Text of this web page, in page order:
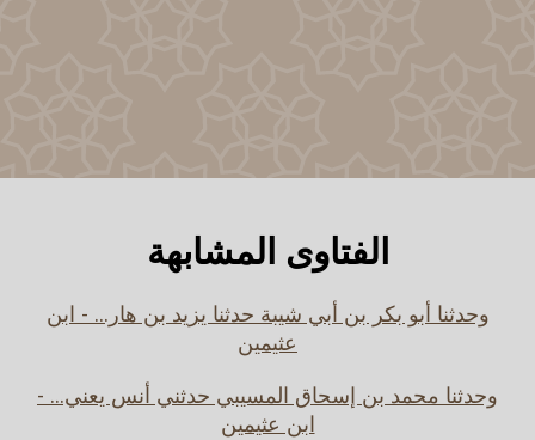
الفتاوى المشابهة
وحدثنا أبو بكر بن أبي شيبة حدثنا يزيد بن هار... - ابن
عثيمين
وحدثنا محمد بن إسحاق المسيبي حدثني أنس يعني... -
ابن عثيمين